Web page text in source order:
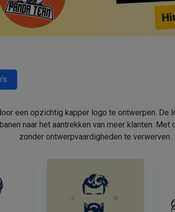
een opzichtig kapper logo te ontwerpen.
naar het aantrekken van meer klanten.
zonder ontwerpvaardigheden te verwerven.